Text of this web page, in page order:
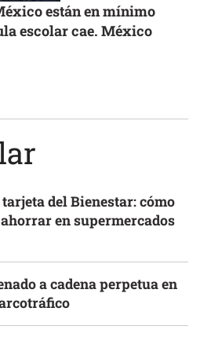
están en mínimo
escolar cae. México
del Bienestar: cómo
en supermercados
a cadena perpetua en